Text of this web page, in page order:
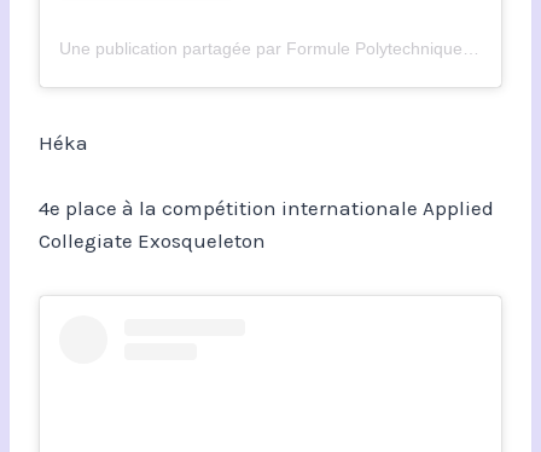
Héka
4e place à la compétition internationale Applied
Collegiate Exosqueleton